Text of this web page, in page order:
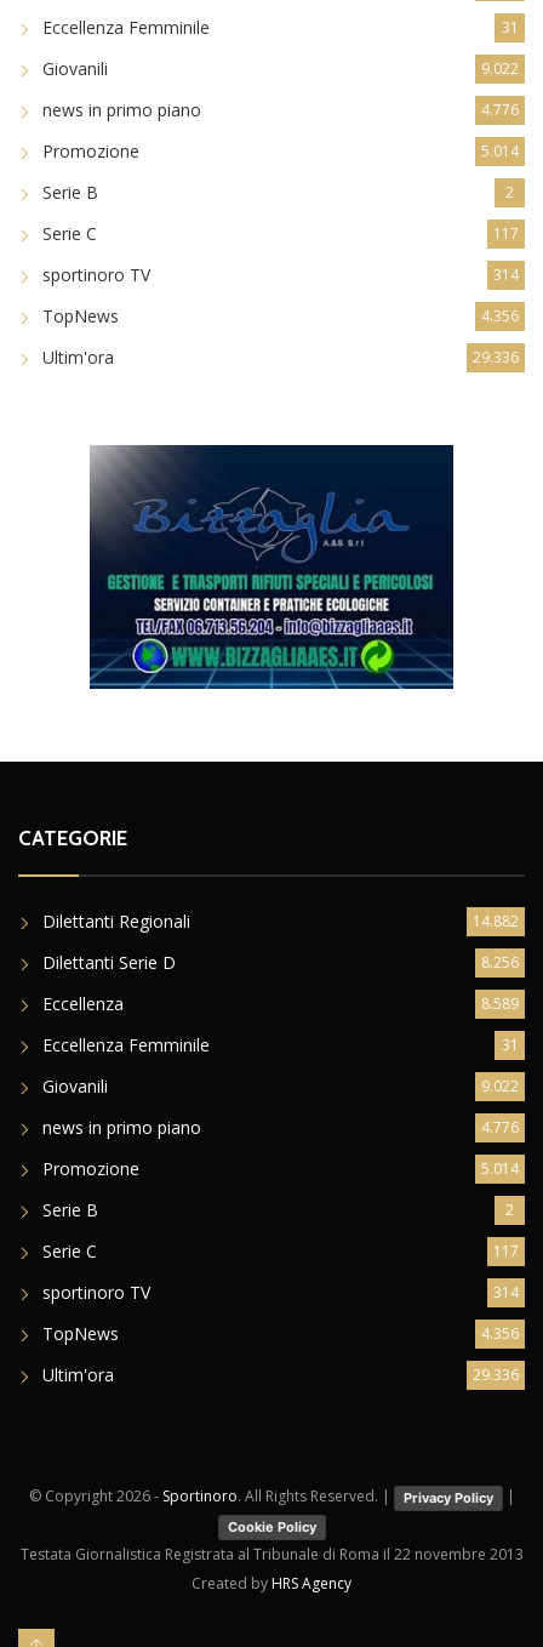
Eccellenza Femminile 31
Giovanili 9.022
news in primo piano 4.776
Promozione 5.014
Serie B 2
Serie C 117
sportinoro TV 314
TopNews 4.356
Ultim'ora 29.336
CATEGORIE
Dilettanti Regionali 14.882
Dilettanti Serie D 8.256
Eccellenza 8.589
Eccellenza Femminile 31
Giovanili 9.022
news in primo piano 4.776
Promozione 5.014
Serie B 2
Serie C 117
sportinoro TV 314
TopNews 4.356
Ultim'ora 29.336
© Copyright2026 - Sportinoro. All Rights Reserved. | Privacy Policy |
Cookie Policy
Testata Giornalistica Registrata al Tribunale di Roma il 22 novembre 2013
Created by HRS Agency